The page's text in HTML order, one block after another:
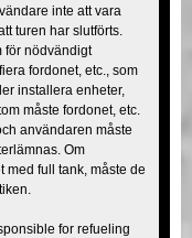
inte att vara
turen har slutförts.
för nödvändigt
fordonet, etc., som
installera enheter,
måste fordonet, etc.
användaren måste
Om
med full tank, måste de
for refueling